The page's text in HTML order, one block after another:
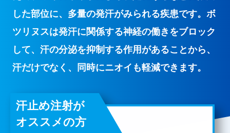
した部位に、多量の発汗がみられる疾患です。ボ
ツリヌスは発汗に関係する神経の働きをブロック
して、汗の分泌を抑制する作用があることから、
汗だけでなく、同時にニオイも軽減できます。
汗止め注射が
オススメの方